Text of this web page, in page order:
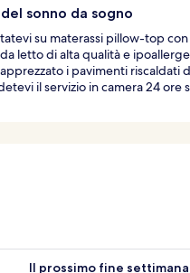
sonno da sogno
su materassi pillow-top con
letto di alta qualità e
i pavimenti riscaldati
il servizio in camera 24 ore
ago 7 - ago 9
Il prossimo fine settimana
la disponibilità per il